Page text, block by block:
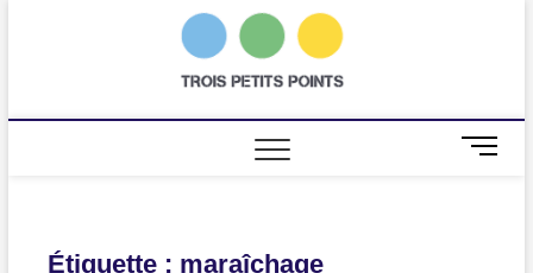
points M
Étiquette : maraîchage